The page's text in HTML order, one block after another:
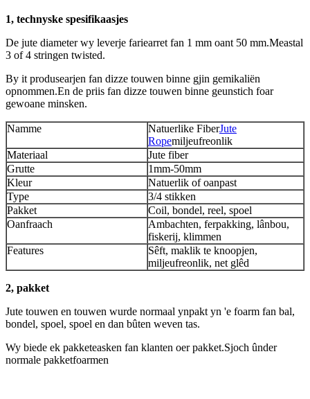
1, technyske spesifikaasjes
De jute diameter wy leverje fariearret fan 1 mm oant 50 mm.Meastal
3 of 4 stringen twisted.
By it produsearjen fan dizze touwen binne gjin gemikaliën
opnommen.En de priis fan dizze touwen binne geunstich foar
gewoane minsken.
Namme Natuerlike FiberJute
Ropemiljeufreonlik
Materiaal
Jute fiber
Grutte
1mm-50mm
Kleur
Natuerlik of oanpast
Type
3/4 stikken
Pakket
Coil, bondel, reel, spoel
Oanfraach
Ambachten, ferpakking, lânbou,
fiskerij, klimmen
Features
Sêft, maklik te knoopjen,
miljeufreonlik, net glêd
2, pakket
Jute touwen en touwen wurde normaal ynpakt yn 'e foarm fan bal,
bondel, spoel, spoel en dan bûten weven tas.
Wy biede ek pakketeasken fan klanten oer pakket.Sjoch ûnder
normale pakketfoarmen